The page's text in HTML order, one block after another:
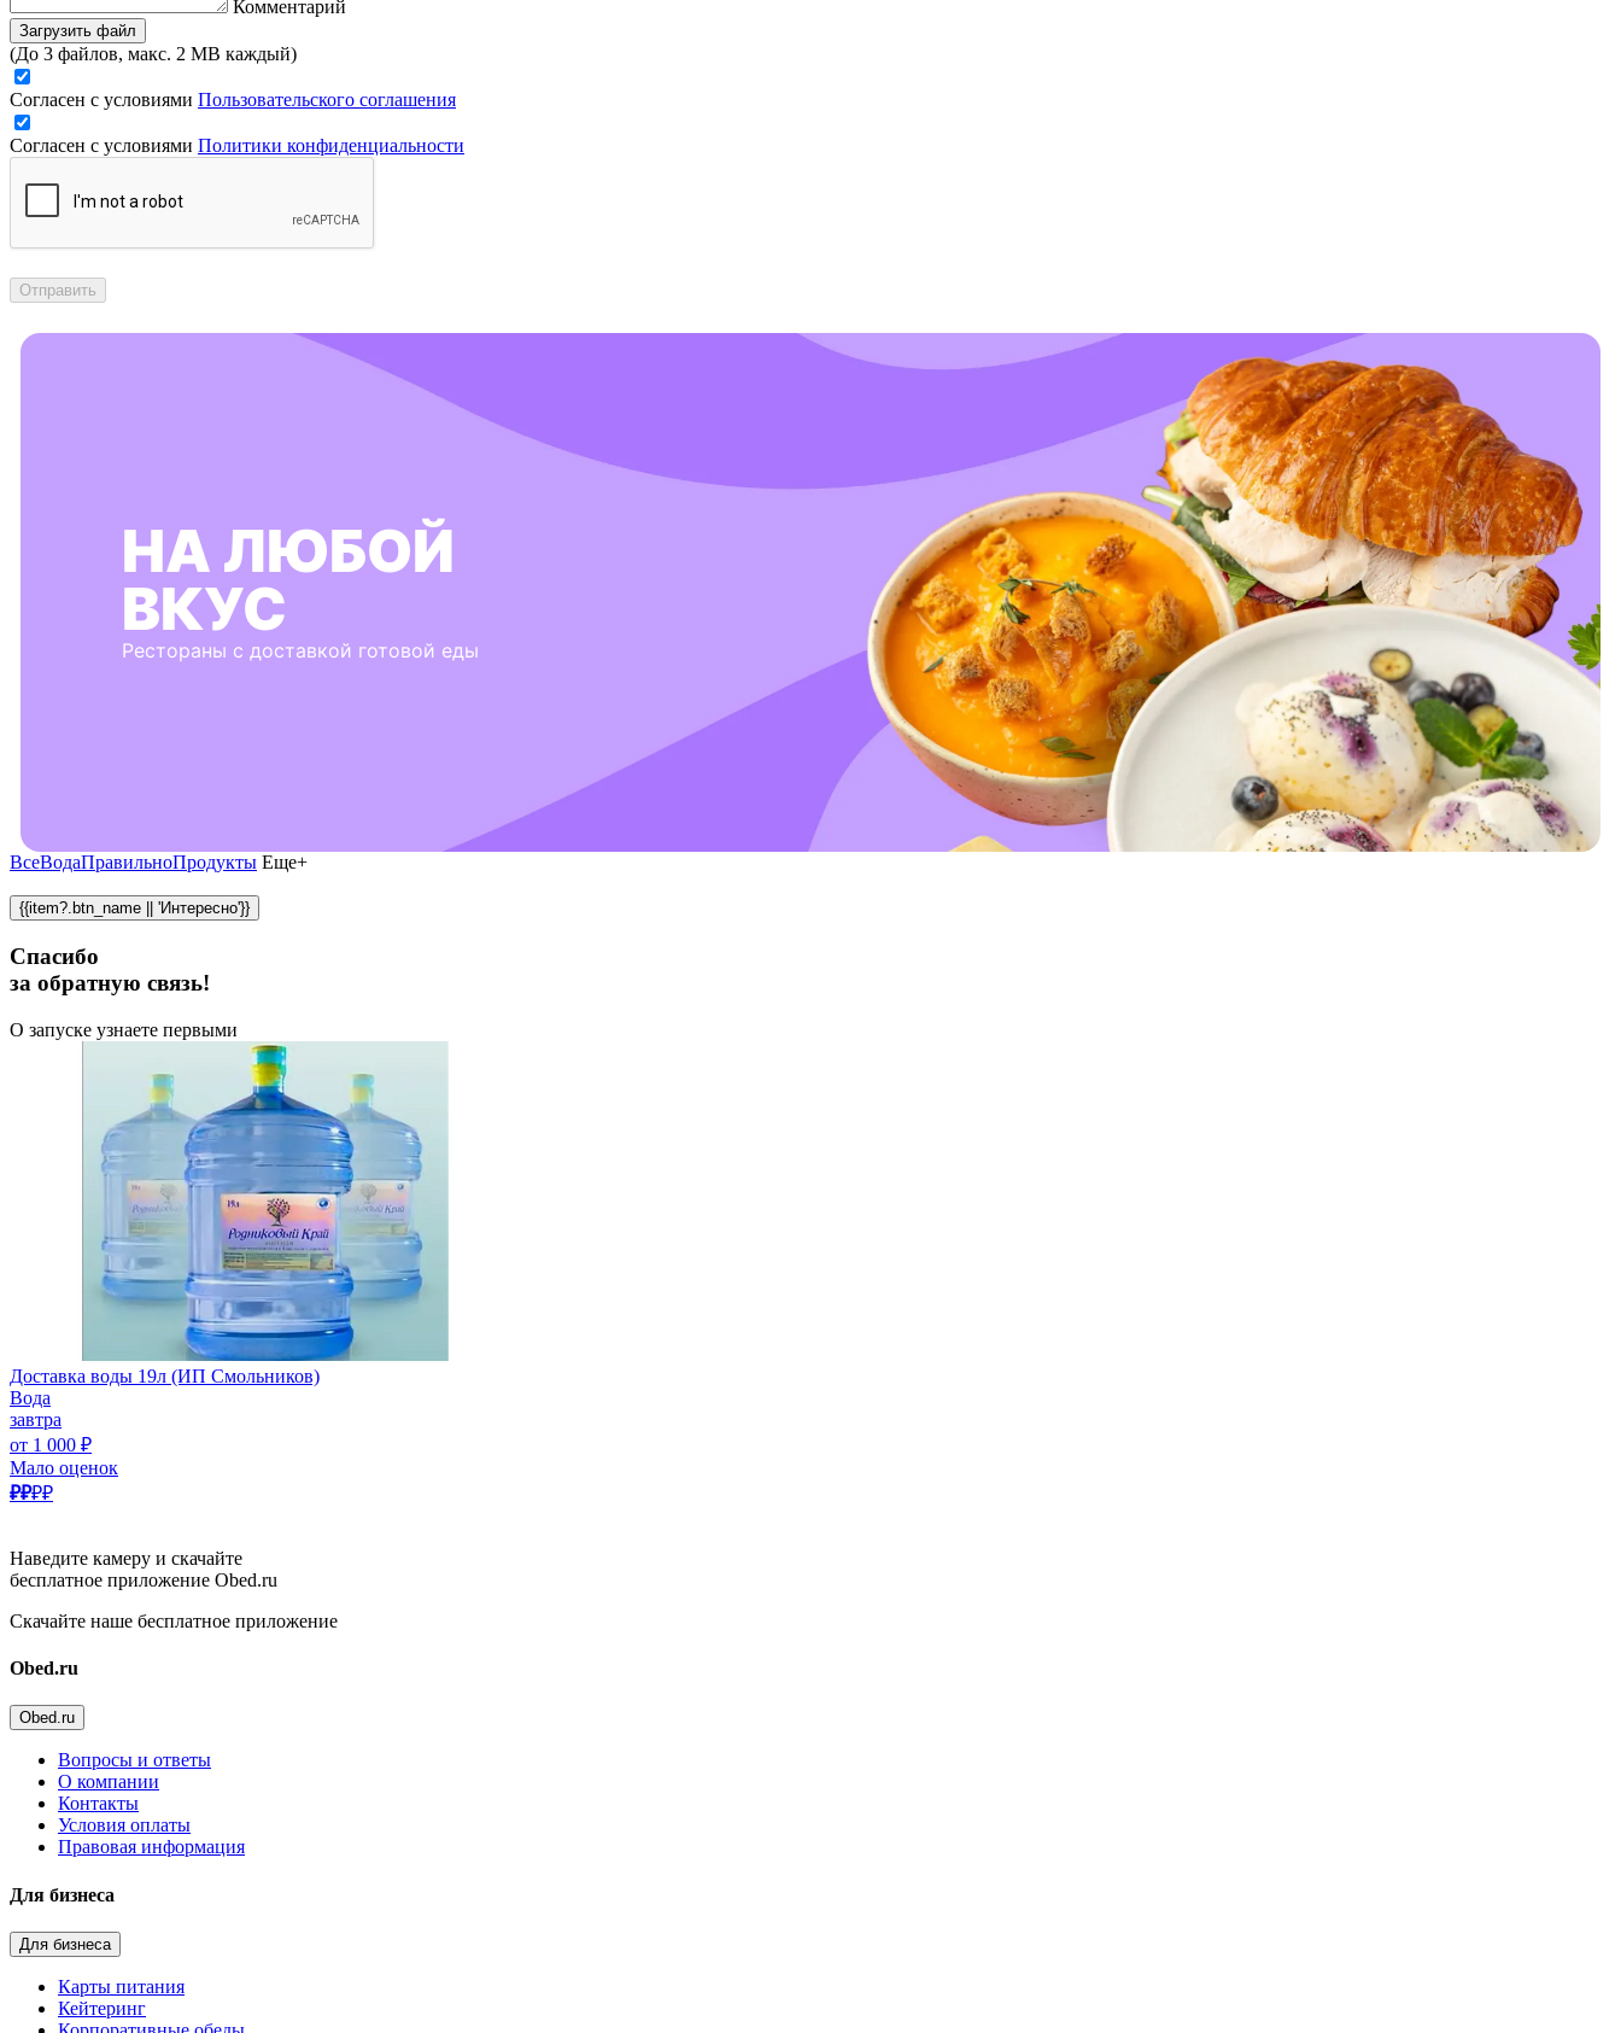
Комментарий
Загрузить файл
(До 3 файлов, макс. 2 MB каждый)
Согласен с условиями Пользовательского соглашения
Согласен с условиями Политики конфиденциальности
Отправить
НА ЛЮБОЙ
ВКУС
Рестораны с доставкой готовой еды
ВсеВодаПравильноПродукты Еще+
{{item?.btn_name || 'Интересно'}}
Спасибо
за обратную связь!
О запуске узнаете первыми
Доставка воды 19л (ИП Смольников)
Вода
завтра
от 1 000 ₽
Мало оценок
₽₽₽₽
Наведите камеру и скачайте
бесплатное приложение Obed.ru
Скачайте наше бесплатное приложение
Obed.ru
Obed.ru
Вопросы и ответы
О компании
Контакты
Условия оплаты
Правовая информация
Для бизнеса
Для бизнеса
Карты питания
Кейтеринг